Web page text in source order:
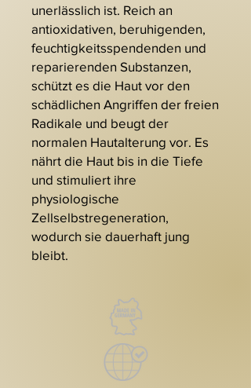
unerlässlich ist. Reich an
antioxidativen, beruhigenden,
feuchtigkeitsspendenden und
reparierenden Substanzen,
schützt es die Haut vor den
schädlichen Angriffen der freien
Radikale und beugt der
normalen Hautalterung vor. Es
nährt die Haut bis in die Tiefe
und stimuliert ihre
physiologische
Zellselbstregeneration,
wodurch sie dauerhaft jung
bleibt.